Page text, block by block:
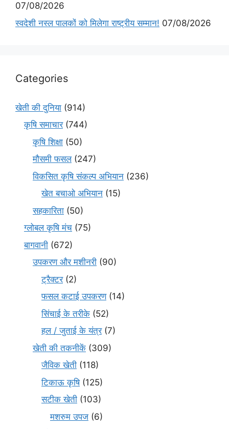
07/08/2026
स्वदेशी नस्ल पालकों को मिलेगा राष्ट्रीय सम्मान! 07/08/2026
Categories
खेती की दुनिया (914)
कृषि समाचार(744)
कृषि शिक्षा (50)
मौसमी फसल(247)
विकसित कृषि संकल्प अभियान (236)
खेत बचाओ अभियान (15)
सहकारिता (50)
ग्लोबल कृषि मंच (75)
बागवानी (672)
उपकरण और मशीनरी (90)
ट्रैक्टर(2)
फसल कटाई उपकरण(14)
सिंचाई के तरीके (52)
हल / जुताई के यंत्र(7)
खेती की तकनीकें (309)
जैविक खेती (118)
टिकाऊ कृषि(125)
सटीक खेती (103)
मशरुम उपज (6)